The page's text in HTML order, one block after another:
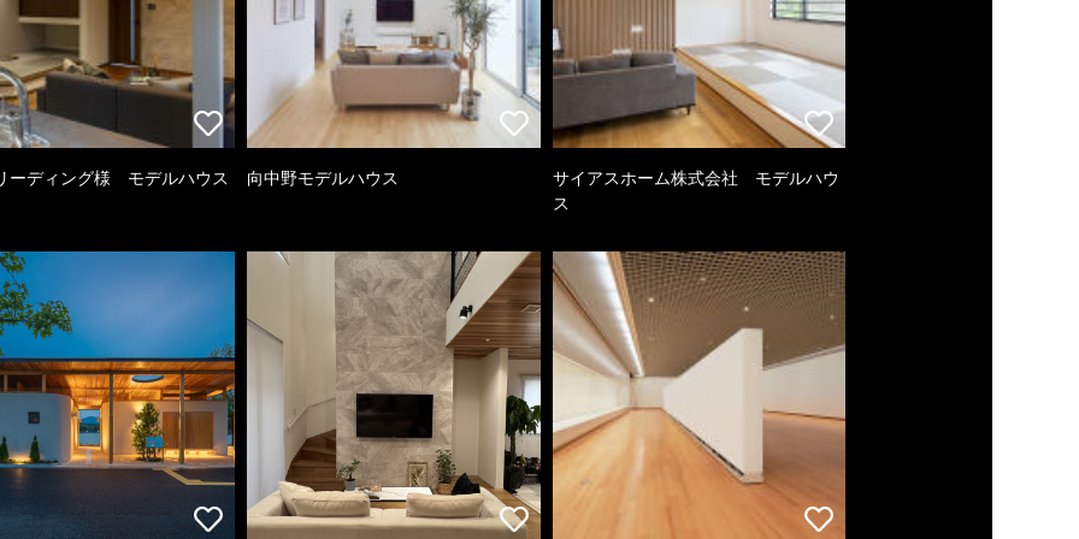
ーディング様 モデルハウス 向中野モデルハウス
サイアスホーム株式会社 モデルハウ
ス